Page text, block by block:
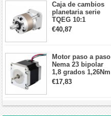
Caja de cambios
planetaria serie
TQEG 10:1
contragolpe 15
arcmin para motor
€40,87
Motor paso a paso
Nema 23 bipolar
1,8 grados 1,26Nm
2,8A 2,5V
57x57x56mm 4
€17,83